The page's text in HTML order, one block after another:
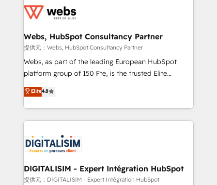
the first time 🔧 Designing and optimising your
and build using HubSpot 🔌 Integrating HubSpot
with other systems 🎓 Training your teams to be
HubSpot pros 📊 Lead generation services using
HubSpot Why us? - SIX HubSpot Accreditations -
CRM, Solutions Architecture, Onboarding , Data
Migration, Custom Integration & Platform
team of 25+ experts Contact us today to help you
get more from your investment in HubSpot.
Webs, HubSpot Consultancy Partner
提供元：Webs, HubSpot Consultancy Partner
Webs, as part of the leading European HubSpot
platform group of 150 Fte, is the trusted Elite
HubSpot CRM Partner offering you a roadmap on
maximizing EBITDA and achieving Commercial
Excellence. With our targeted processes, we
strengthen your digital transformation and minimize
Implementation partner, we provide expertise to
drive your business forward. Since 2015 we are fully
dedicated to HubSpot and with an experienced
team (50+), we work with reputable companies in
Elite4.8
DIGITALISIM - Expert Intégration HubSpot
提供元：DIGITALISIM - Expert Intégration HubSpot